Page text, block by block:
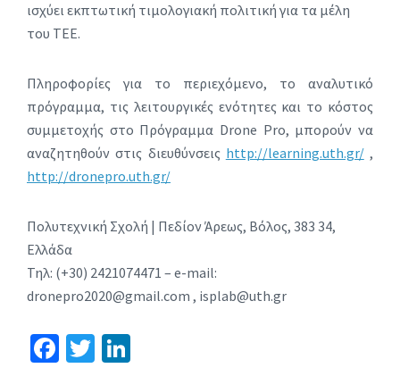
ισχύει εκπτωτική τιμολογιακή πολιτική για τα μέλη
του ΤΕΕ.
Πληροφορίες για το περιεχόμενο, το αναλυτικό
πρόγραμμα, τις λειτουργικές ενότητες και το κόστος
συμμετοχής στο Πρόγραμμα Drone Pro, μπορούν να
αναζητηθούν στις διευθύνσεις http://learning.uth.gr/,
http://dronepro.uth.gr/
Πολυτεχνική Σχολή | Πεδίον Άρεως, Βόλος, 383 34,
Ελλάδα
Τηλ: (+30) 2421074471 – e-mail:
dronepro2020@gmail.com , isplab@uth.gr
Fa T